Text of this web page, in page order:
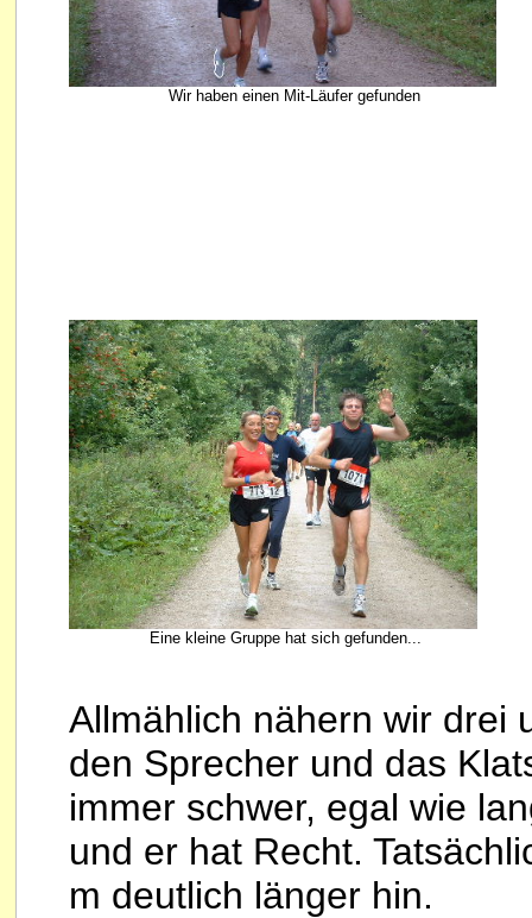
Wir haben einen Mit-Läufer gefunden
Eine kleine Gruppe hat sich gefunden...
Allmählich nähern wir drei
den Sprecher und das
immer schwer, egal wie
und er hat Recht.
m deutlich länger hin.